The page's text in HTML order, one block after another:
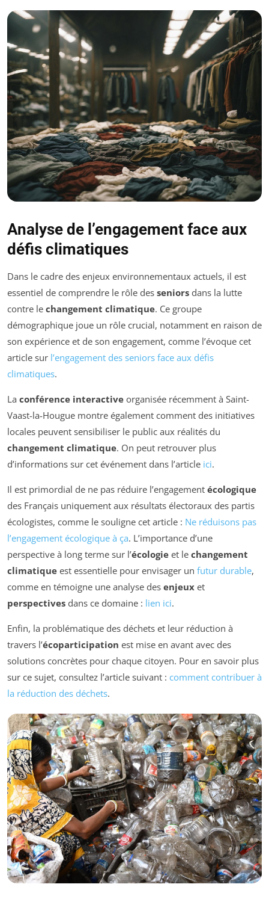
Analyse de l’engagement face aux
défis climatiques
Dans le cadre des enjeux environnementaux actuels, il est
essentiel de comprendre le rôle des seniors dans la lutte
contre le changement climatique. Ce groupe
démographique joue un rôle crucial, notamment en raison de
son expérience et de son engagement, comme l’évoque cet
article sur l’engagement des seniors face aux défis
climatiques.
La conférence interactive organisée récemment à Saint-
Vaast-la-Hougue montre également comment des initiatives
locales peuvent sensibiliser le public aux réalités du
changement climatique. On peut retrouver plus
d’informations sur cet événement dans l’article ici.
Il est primordial de ne pas réduire l’engagement écologique
des Français uniquement aux résultats électoraux des partis
écologistes, comme le souligne cet article : Ne réduisons pas
l’engagement écologique à ça. L’importance d’une
perspective à long terme sur l’écologie et le changement
climatique est essentielle pour envisager un futur durable,
comme en témoigne une analyse des enjeux et
perspectives dans ce domaine : lien ici.
Enfin, la problématique des déchets et leur réduction à
travers l’écoparticipation est mise en avant avec des
solutions concrètes pour chaque citoyen. Pour en savoir plus
sur ce sujet, consultez l’article suivant : comment contribuer à
la réduction des déchets.